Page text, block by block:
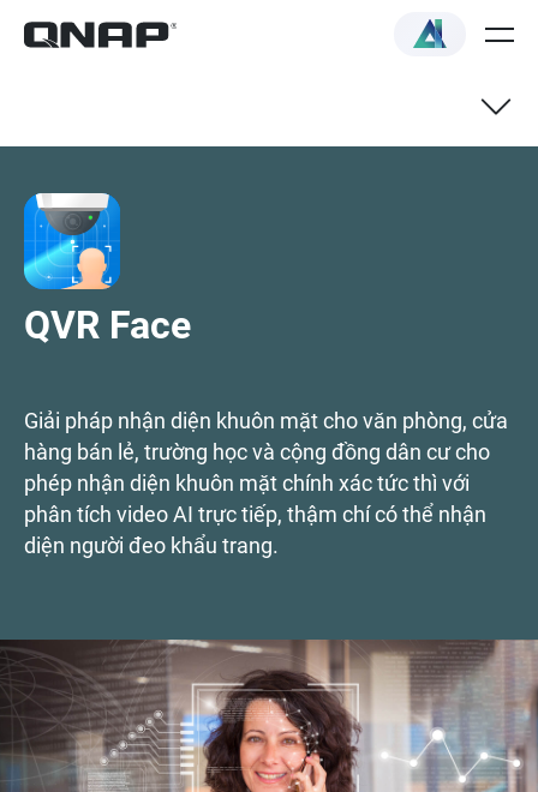
Thông số kỹ thuật
Cách chọn
QVR Face
Giải pháp nhận diện khuôn mặt cho văn phòng, cửa
hàng bán lẻ, trường học và cộng đồng dân cư cho
phép nhận diện khuôn mặt chính xác tức thì với
phân tích video AI trực tiếp, thậm chí có thể nhận
diện người đeo khẩu trang.